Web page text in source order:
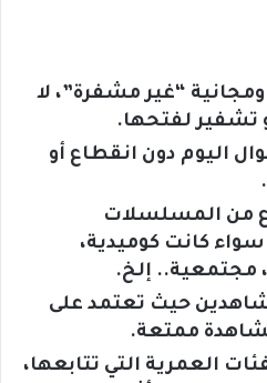
“غير مشفرة”، لا
تشفير لفتحها.
اليوم دون انقطاع أو
من المسلسلات
كانت كوميدية،
مجتمعية.. إلخ.
حيث تعتمد على
العمرية التي تتابعها،